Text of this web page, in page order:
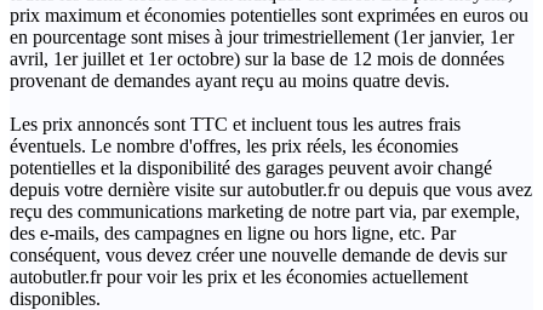
prix maximum et économies potentielles sont exprimées en euros ou
en pourcentage sont mises à jour trimestriellement (1er janvier, 1er
avril, 1er juillet et 1er octobre) sur la base de 12 mois de données
provenant de demandes ayant reçu au moins quatre devis.
Les prix annoncés sont TTC et incluent tous les autres frais
éventuels. Le nombre d'offres, les prix réels, les économies
potentielles et la disponibilité des garages peuvent avoir changé
depuis votre dernière visite sur autobutler.fr ou depuis que vous avez
reçu des communications marketing de notre part via, par exemple,
des e-mails, des campagnes en ligne ou hors ligne, etc. Par
conséquent, vous devez créer une nouvelle demande de devis sur
autobutler.fr pour voir les prix et les économies actuellement
disponibles.